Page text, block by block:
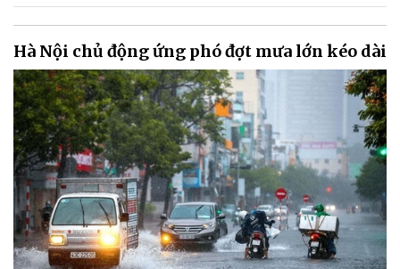
Hà Nội chủ động ứng phó đợt mưa lớn kéo dài